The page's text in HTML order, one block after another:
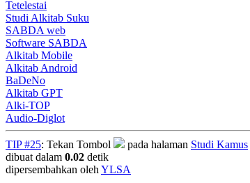
Tetelestai
Studi Alkitab Suku
SABDA web
Software SABDA
Alkitab Mobile
Alkitab Android
BaDeNo
Alkitab GPT
Alki-TOP
Audio-Diglot
TIP #25: Tekan Tombol pada halaman Studi Kamus
dibuat dalam 0.02 detik
dipersembahkan oleh YLSA